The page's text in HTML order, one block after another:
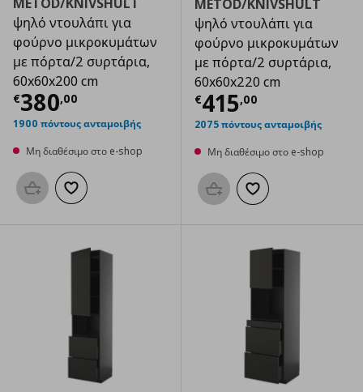
ψηλό ντουλάπι για
φούρνο μικρoκυμάτων
με πόρτα/2 συρτάρια,
60x60x200 cm
€380,00
Τρέχουσα τιμή € 380,00
1900 πόντους ανταμοιβής
Μη διαθέσιμο στο e-shop
Προσθήκη στο καλάθι
Προσθήκη στα αγαπημένα
METOD/KNIVSHULT
ψηλό ντουλάπι για
φούρνο μικρoκυμάτων
με πόρτα/2 συρτάρια,
60x60x220 cm
€415,00
Τρέχουσα
2075 πόντους ανταμοιβής
Μη διαθέσιμο στο e-shop
Προσθήκη στο καλάθι
Προσθήκη στα